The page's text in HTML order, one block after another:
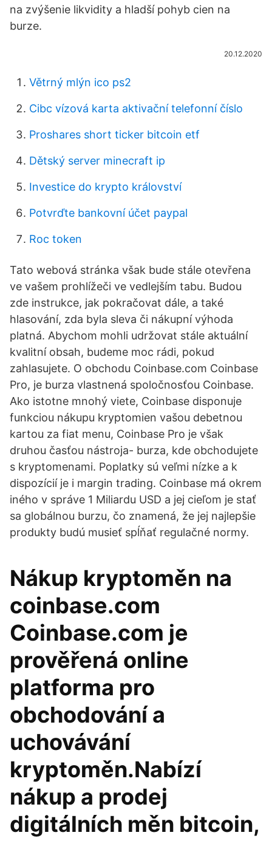
na zvýšenie likvidity a hladší pohyb cien na
burze.
20.12.2020
Větrný mlýn ico ps2
Cibc vízová karta aktivační telefonní číslo
Proshares short ticker bitcoin etf
Dětský server minecraft ip
Investice do krypto království
Potvrďte bankovní účet paypal
Roc token
Tato webová stránka však bude stále otevřena
ve vašem prohlížeči ve vedlejším tabu. Budou
zde instrukce, jak pokračovat dále, a také
hlasování, zda byla sleva či nákupní výhoda
platná. Abychom mohli udržovat stále aktuální
kvalitní obsah, budeme moc rádi, pokud
zahlasujete. O obchodu Coinbase.com Coinbase
Pro, je burza vlastnená spoločnosťou Coinbase.
Ako istotne mnohý viete, Coinbase disponuje
funkciou nákupu kryptomien vašou debetnou
kartou za fiat menu, Coinbase Pro je však
druhou časťou nástroja- burza, kde obchodujete
s kryptomenami. Poplatky sú veľmi nízke a k
dispozícií je i margin trading. Coinbase má okrem
iného v správe 1 Miliardu USD a jej cieľom je stať
sa globálnou burzu, čo znamená, že jej najlepšie
produkty budú musieť spĺňať regulačné normy.
Nákup kryptoměn na
coinbase.com
Coinbase.com je
prověřená online
platforma pro
obchodování a
uchovávání
kryptoměn.Nabízí
nákup a prodej
digitálních měn bitcoin,